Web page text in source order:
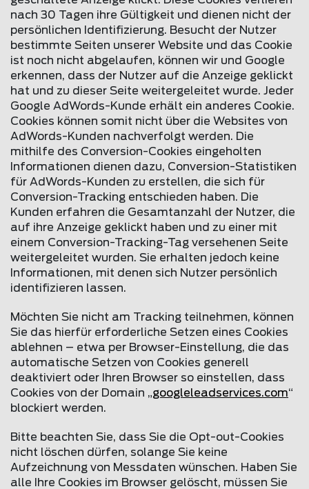
nach 30 Tagen ihre Gültigkeit und dienen nicht der
persönlichen Identifizierung. Besucht der Nutzer
bestimmte Seiten unserer Website und das Cookie
ist noch nicht abgelaufen, können wir und Google
erkennen, dass der Nutzer auf die Anzeige geklickt
hat und zu dieser Seite weitergeleitet wurde. Jeder
Google AdWords-Kunde erhält ein anderes Cookie.
Cookies können somit nicht über die Websites von
AdWords-Kunden nachverfolgt werden. Die
mithilfe des Conversion-Cookies eingeholten
Informationen dienen dazu, Conversion-Statistiken
für AdWords-Kunden zu erstellen, die sich für
Conversion-Tracking entschieden haben. Die
Kunden erfahren die Gesamtanzahl der Nutzer, die
auf ihre Anzeige geklickt haben und zu einer mit
einem Conversion-Tracking-Tag versehenen Seite
weitergeleitet wurden. Sie erhalten jedoch keine
Informationen, mit denen sich Nutzer persönlich
identifizieren lassen.
Möchten Sie nicht am Tracking teilnehmen, können
Sie das hierfür erforderliche Setzen eines Cookies
ablehnen – etwa per Browser-Einstellung, die das
automatische Setzen von Cookies generell
deaktiviert oder Ihren Browser so einstellen, dass
Cookies von der Domain „googleleadservices.com“
blockiert werden.
Bitte beachten Sie, dass Sie die Opt-out-Cookies
nicht löschen dürfen, solange Sie keine
Aufzeichnung von Messdaten wünschen. Haben Sie
alle Ihre Cookies im Browser gelöscht, müssen Sie